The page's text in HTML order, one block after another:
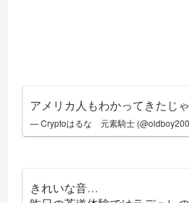
アメリカ人もわかってきたじ
— Cryptoはるな 元素騎士
きれいな音…